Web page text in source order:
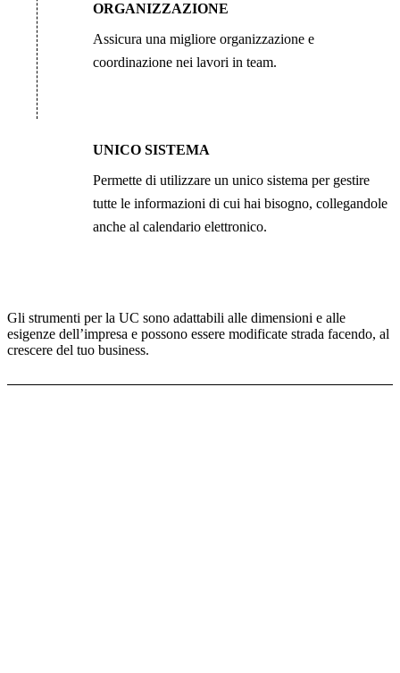
ORGANIZZAZIONE
Assicura una migliore organizzazione e
coordinazione nei lavori in team.
UNICO SISTEMA
Permette di utilizzare un unico sistema per gestire
tutte le informazioni di cui hai bisogno, collegandole
anche al calendario elettronico.
Gli strumenti per la UC sono adattabili alle dimensioni e alle
esigenze dell’impresa e possono essere modificate strada facendo, al
crescere del tuo business.